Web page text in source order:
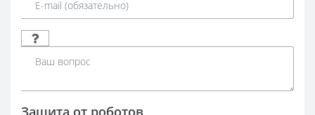
Защита от роботов